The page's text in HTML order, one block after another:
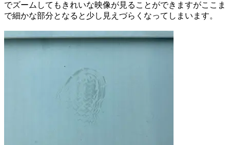
でズームしてもきれいな映像が見ることができますがここま
で細かな部分となると少し見えづらくなってしまいます。